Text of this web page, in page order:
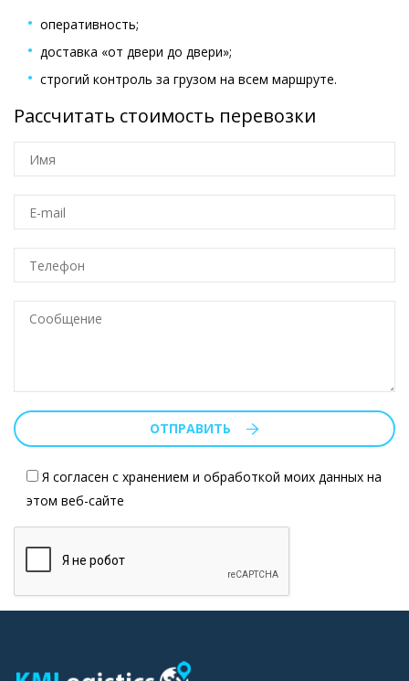
оперативность;
доставка «от двери до двери»;
строгий контроль за грузом на всем маршруте.
Рассчитать стоимость перевозки
ОТПРАВИТЬ
Я согласен с хранением и обработкой моих данных на
этом веб-сайте